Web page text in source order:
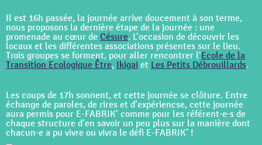
Il est 16h passée, la journée arrive doucement à son terme,
nous proposons la dernière étape de la journée : une
promenade au cœur de Césure. L’occasion de découvrir les
locaux et les différentes associations présentes sur le lieu.
Trois groupes se forment, pour aller rencontrer l’Ecole de la
Transition Ecologique Être, Ikigai et Les Petits Débrouillards.
Les coups de 17h sonnent, et cette journée se clôture. Entre
échange de paroles, de rires et d’expériencse, cette journée
aura permis pour E-FABRIK’ comme pour les référent·e·s de
chaque structure d’en savoir un peu plus sur la manière dont
chacun·e a pu vivre ou vivra le défi E-FABRIK’ !